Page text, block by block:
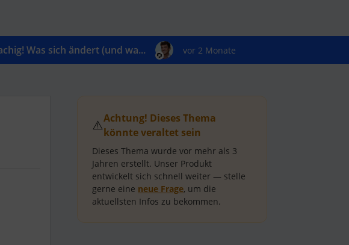
Was sich ändert (und wa... vor 2 Monate
⚠️Achtung! Dieses Thema
könnte veraltet sein
Dieses Thema wurde vor mehr als 3
Jahren erstellt. Unser Produkt
entwickelt sich schnell weiter — stelle
gerne eine neue Frage, um die
aktuellsten Infos zu bekommen.